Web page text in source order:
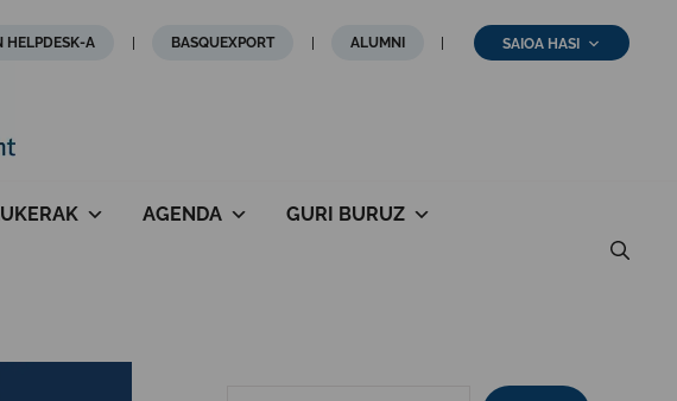
HELPDESK-A BASQUEXPORT ALUMNI SAIOA HASI
AGENDA GURI BURUZ